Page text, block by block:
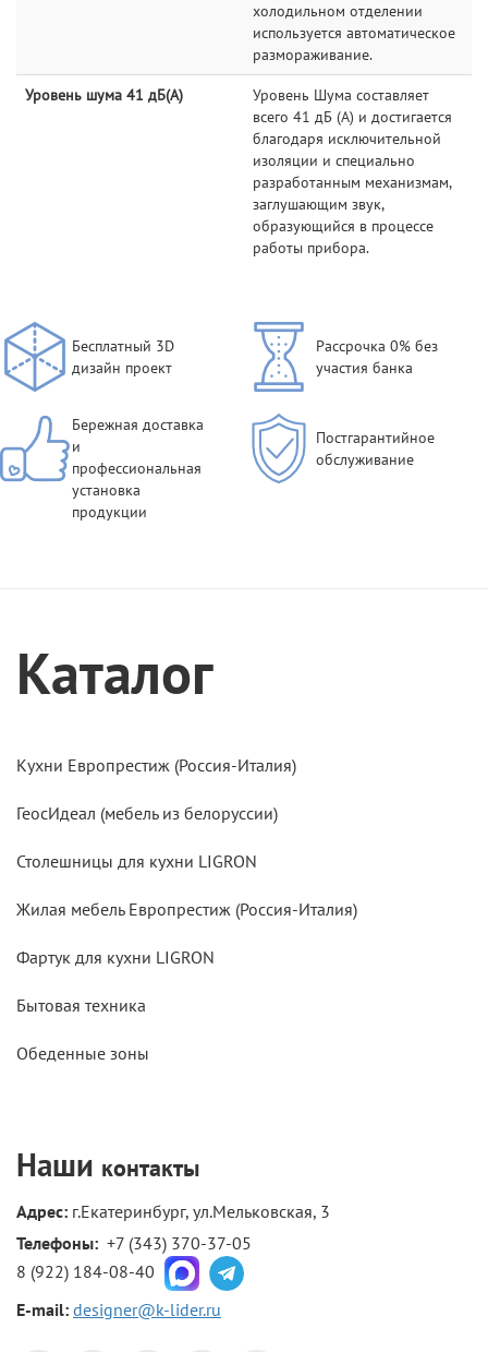
холодильном отделении
используется автоматическое
размораживание.
Уровень шума 41 дБ(А)
Уровень Шума составляет
всего 41 дБ (А) и достигается
благодаря исключительной
изоляции и специально
разработанным механизмам,
заглушающим звук,
образующийся в процессе
работы прибора.
Бесплатный 3D
дизайн проект
Рассрочка 0% без
участия банка
Бережная доставка
и
профессиональная
установка
продукции
Постгарантийное
обслуживание
Каталог
Кухни Европрестиж (Россия-Италия)
ГеосИдеал (мебель из белоруссии)
Столешницы для кухни LIGRON
Жилая мебель Европрестиж (Россия-Италия)
Фартук для кухни LIGRON
Бытовая техника
Обеденные зоны
Наши контакты
Адрес: г.Екатеринбург, ул.Мельковская, 3
Телефоны: +7 (343) 370-37-05
8 (922) 184-08-40
E-mail: designer@k-lider.ru